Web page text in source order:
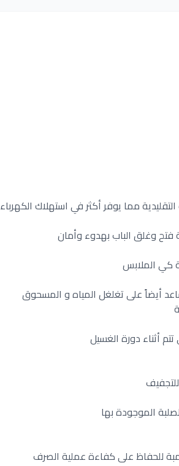
مما يوفر أكثر في استهلاك الكهرباء
وغلق الباب بهدوء وأمان
كي الملابس
أيضاً على تغلغل المياه و المسحوق
أثناء دورة الغسيل
الموجودة بها
للحفاظ على كفاءة عملية الصرف